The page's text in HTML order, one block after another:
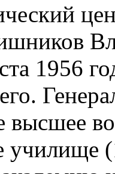
1956
высшее
училище